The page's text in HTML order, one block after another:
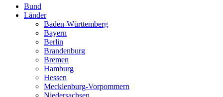
Bund
Länder
Baden-Württemberg
Bayern
Berlin
Brandenburg
Bremen
Hamburg
Hessen
Mecklenburg-Vorpommern
Niedersachsen